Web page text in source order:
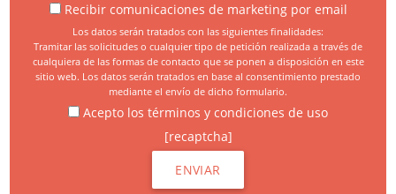
Recibir comunicaciones de marketing por email
Los datos serán tratados con las siguientes finalidades:
Tramitar las solicitudes o cualquier tipo de petición realizada a través de
cualquiera de las formas de contacto que se ponen a disposición en este
sitio web. Los datos serán tratados en base al consentimiento prestado
mediante el envío de dicho formulario.
Acepto los términos y condiciones de uso
[recaptcha]